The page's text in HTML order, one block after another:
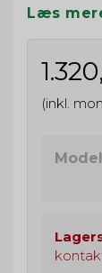
Læs
(inkl.